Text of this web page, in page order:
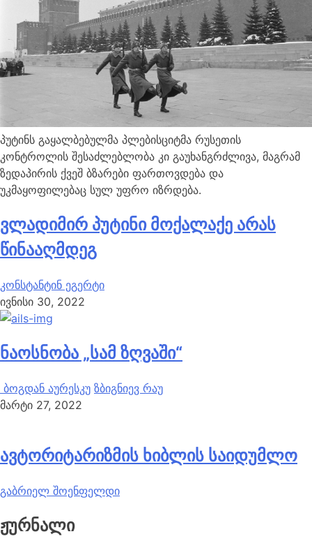
პუტინს გაყალბებულმა პლებისციტმა რუსეთის
კონტროლის შესაძლებლობა კი გაუხანგრძლივა, მაგრამ
ზედაპირის ქვეშ ბზარები ფართოვდება და
უკმაყოფილებაც სულ უფრო იზრდება.
ვლადიმირ პუტინი მოქალაქე არას
წინააღმდეგ
კონსტანტინ ეგერტი
ივნისი 30, 2022
ნაოსნობა „სამ ზღვაში“
ბოგდან აურესკუ ზბიგნიევ რაუ
მარტი 27, 2022
ავტორიტარიზმის ხიბლის საიდუმლო
გაბრიელ შოენფელდი
ჟურნალი